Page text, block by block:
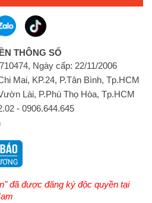
THÔNG SỐ
Ngày cấp: 22/11/2006
Mai, KP.24, P.Tân Bình, Tp.HCM
Lài, P.Phú Thọ Hòa, Tp.HCM
- 0906.644.645
đã được đăng ký độc quyền tại